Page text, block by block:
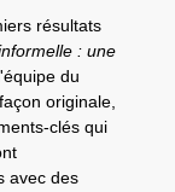
résultats
: une
l'équipe du
originale,
clés qui
avec des